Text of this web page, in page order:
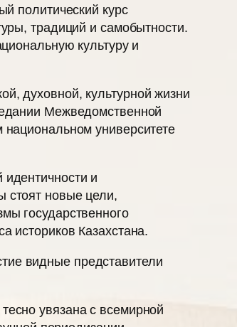
политический курс
традиций и самобытнос­ти.
культуру и
духовной, культурной жизни
Межведомственной
университете
и
стоят новые цели,
государственного
историков Казахстана.
видные представители
увязана с всемирной